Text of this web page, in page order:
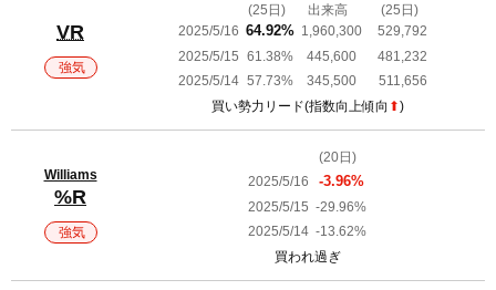
VR
強気
(25日)
出来高
(25日)
2025/5/16 64.92% 1,960,300
529,792
2025/5/15 61.38% 445,600
481,232
2025/5/14 57.73% 345,500
511,656
買い勢力リード(指数向上傾向 ⬆︎)
Williams
%R
強気
(20日)
2025/5/16
-3.96%
2025/5/15 -29.96%
2025/5/14 -13.62%
買われ過ぎ